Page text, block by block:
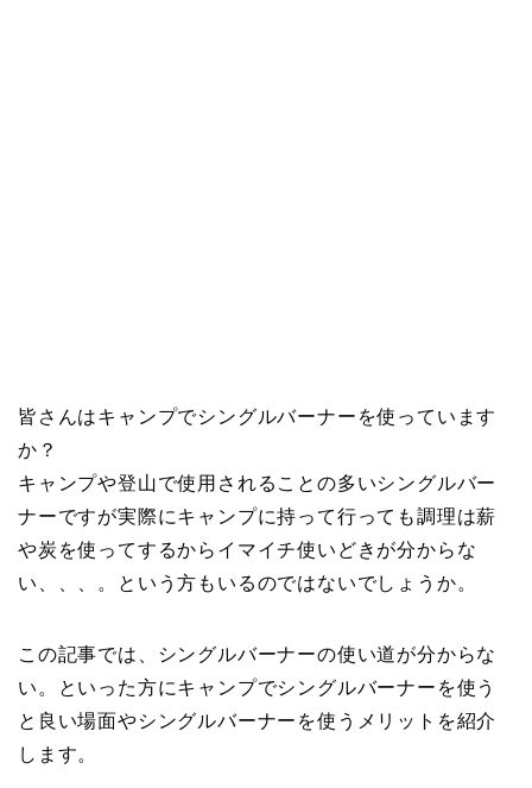
皆さんはキャンプでシングルバーナーを使っています
か？
キャンプや登山で使用されることの多いシングルバー
ナーですが実際にキャンプに持って行っても調理は薪
や炭を使ってするからイマイチ使いどきが分からな
い、、、。という方もいるのではないでしょうか。
この記事では、シングルバーナーの使い道が分からな
い。といった方にキャンプでシングルバーナーを使う
と良い場面やシングルバーナーを使うメリットを紹介
します。